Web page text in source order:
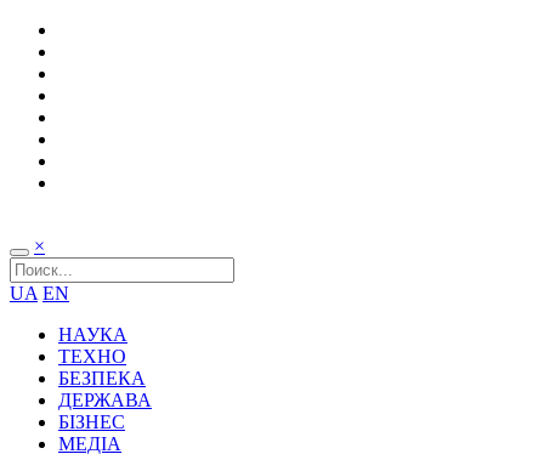
×
UA EN
НАУКА
ТЕХНО
БЕЗПЕКА
ДЕРЖАВА
БІЗНЕС
МЕДІА